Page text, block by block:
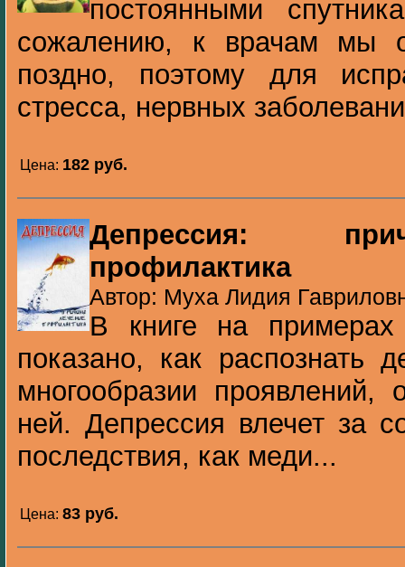
постоянными
сожалению, к врачам мы
поздно, поэтому для
стресса, нервных
Цена: 182 pуб.
Депрессия:
профилактика
Автор: Муха Лидия
В книге на примерах
показано, как распознать
многообразии проявлений,
ней. Депрессия влечет за
последствия, как меди...
Цена: 83 pуб.